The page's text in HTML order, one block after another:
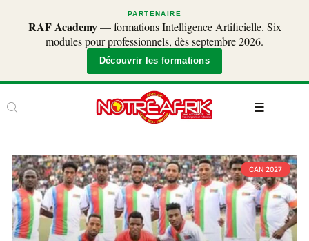
PARTENAIRE
RAF Academy— formations Intelligence Artificielle. Six
modules pour professionnels, dès septembre 2026.
Découvrir les formations
CAN 2027